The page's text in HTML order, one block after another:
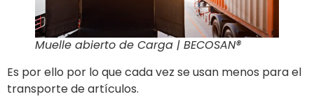
Muelle abierto de Carga | BECOSAN®
Es por ello por lo que cada vez se usan menos para el
transporte de artículos.